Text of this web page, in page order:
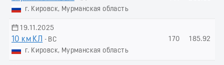
г. Кировск, Мурманская область
19.11.2025
10 км КЛ
- ВС
г. Кировск, Мурманская область
170 185.92